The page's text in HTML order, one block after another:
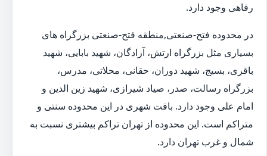
رفاهی وجود دارد.
در محدوده فتح-صنعتی,منطقه فتح-صنعتی بزرگراه های
بسیاری مثل بزرگراه ارتش، آزادگان، شهید بابایی، شهید
باقری، بسیج، شهید دوران، حقانی، محلاتی، مدرس،
بزرگراه رسالت، صدر، صیاد شیرازی، شهید زین الدین و
امام علی وجود دارد. بافت شهری در این محدوده سنتی و
متراکم است. این محدوده از تهران تراکم بیشتری نسبت به
شمال و غرب تهران دارد.